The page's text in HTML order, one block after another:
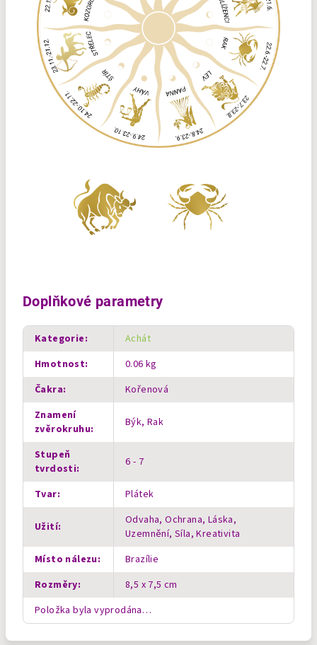
Doplňkové parametry
Kategorie:
Achát
Hmotnost:
0.06 kg
Čakra:
Kořenová
Znamení
zvěrokruhu: Býk, Rak
Stupeň
tvrdosti: 6 - 7
Tvar: Plátek
Užití:
Odvaha, Ochrana, Láska,
Uzemnění, Síla, Kreativita
Místo nálezu:
Brazílie
Rozměry:
8,5 x 7,5 cm
Položka byla vyprodána…